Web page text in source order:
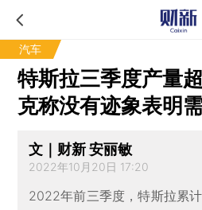
汽车
特斯拉三季度产量
克称没有迹象表明
文｜财新 安丽敏
2022年10月20日 17:20
2022年前三季度，特斯拉累